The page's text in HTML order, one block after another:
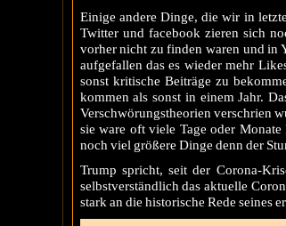
Einige andere Dinge, die wir in
Twitter und facebook zieren sich
vorher nicht zu finden waren und in
aufgefallen das es wieder mehr
sonst kritische Beiträge zu
kommen als sonst in einem Jahr.
Verschwörungstheorien verschrien
sie ware oft viele Tage oder
noch viel größere Dinge denn der
Trump spricht, seit der Corona-
selbstverständlich das aktuelle
stark an die historische Rede seines